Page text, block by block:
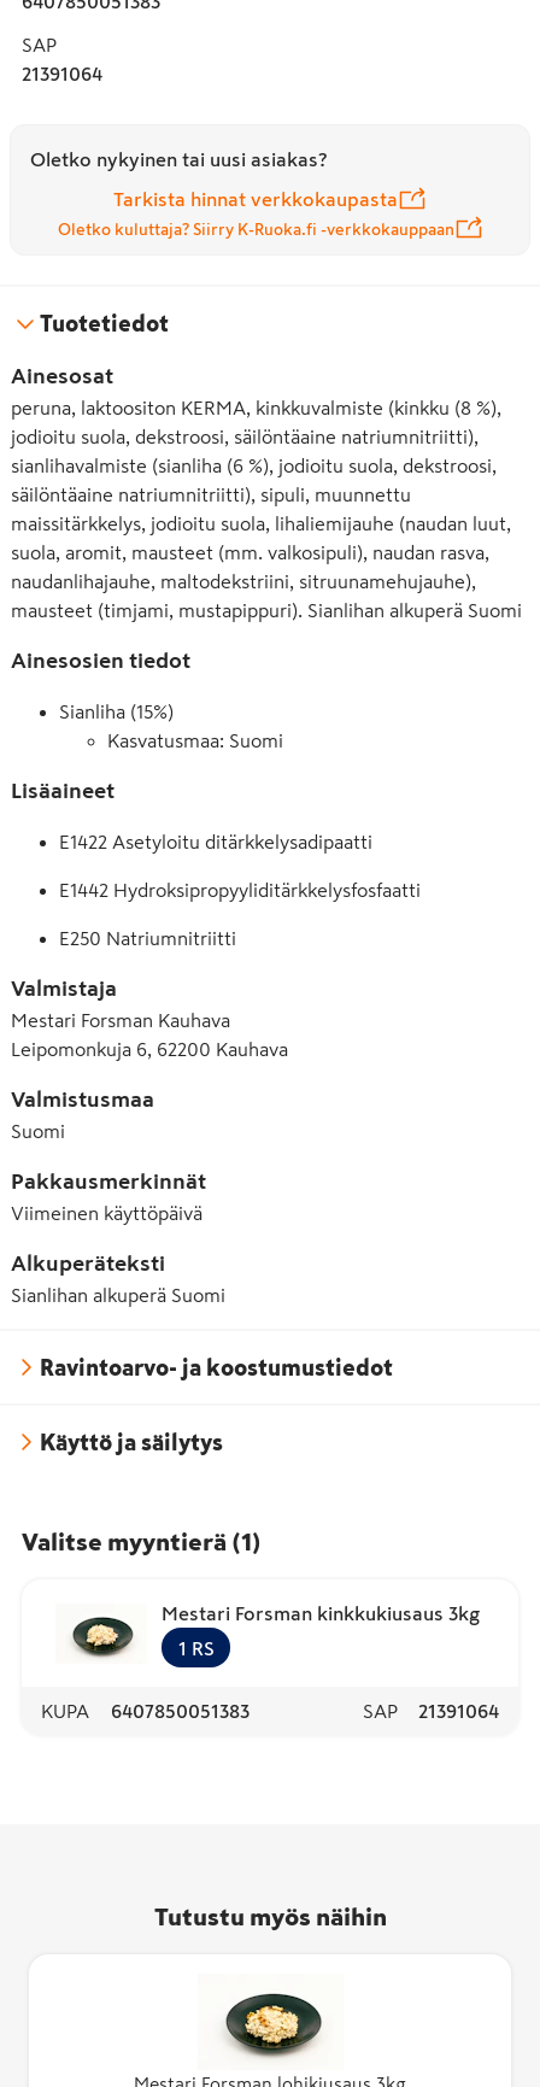
SAP
21391064
Oletko nykyinen tai uusi asiakas?
Tarkista hinnat verkkokaupasta
Oletko kuluttaja? Siirry K-Ruoka.fi -verkkokauppaan
Tuotetiedot
Ainesosat
peruna, laktoositon KERMA, kinkkuvalmiste (kinkku (8 %),
jodioitu suola, dekstroosi, säilöntäaine natriumnitriitti),
sianlihavalmiste (sianliha (6 %), jodioitu suola, dekstroosi,
säilöntäaine natriumnitriitti), sipuli, muunnettu
maissitärkkelys, jodioitu suola, lihaliemijauhe (naudan luut,
suola, aromit, mausteet (mm. valkosipuli), naudan rasva,
naudanlihajauhe, maltodekstriini, sitruunamehujauhe),
mausteet (timjami, mustapippuri). Sianlihan alkuperä Suomi
Ainesosien tiedot
Sianliha (15%)
Kasvatusmaa: Suomi
Lisäaineet
E1422 Asetyloitu ditärkkelysadipaatti
E1442 Hydroksipropyyliditärkkelysfosfaatti
E250 Natriumnitriitti
Valmistaja
Mestari Forsman Kauhava
Leipomonkuja 6, 62200 Kauhava
Valmistusmaa
Suomi
Pakkausmerkinnät
Viimeinen käyttöpäivä
Alkuperäteksti
Sianlihan alkuperä Suomi
Ravintoarvo- ja koostumustiedot
Käyttö ja säilytys
Valitse myyntierä (1 )
Mestari Forsman kinkkukiusaus 3kg
1 RS
KUPA 6407850051383 SAP 21391064
Tutustu myös näihin